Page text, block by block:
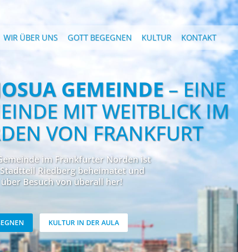
WIR ÜBER UNS GOTT BEGEGNEN KULTUR KONTAKT
GEMEINDE– EINE
MIT WEITBLICK IM
VON FRANKFURT
im Frankfurter Norden ist
Riedberg beheimatet und
Besuch von überall her!
KULTUR IN DER AULA